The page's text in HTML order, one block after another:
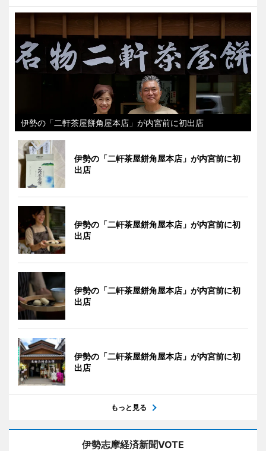
伊勢の「二軒茶屋餅角屋本店」が内宮前に初出店
伊勢の「二軒茶屋餅角屋本店」が内宮前に初
出店
伊勢の「二軒茶屋餅角屋本店」が内宮前に初
出店
伊勢の「二軒茶屋餅角屋本店」が内宮前に初
出店
伊勢の「二軒茶屋餅角屋本店」が内宮前に初
出店
もっと見る
伊勢志摩経済新聞VOTE